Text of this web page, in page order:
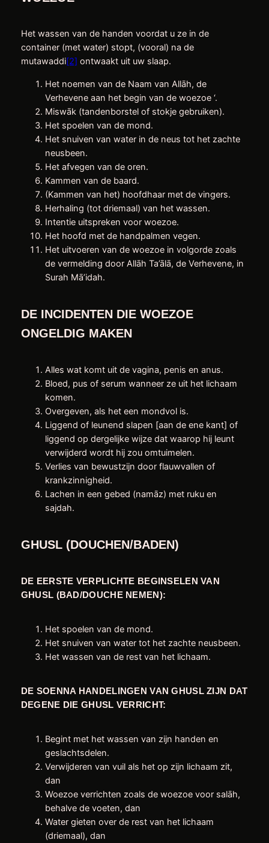
Het wassen van de handen voordat u ze in de
container (met water) stopt, (vooral) na de
mutawaddi[2] ontwaakt uit uw slaap.
Het noemen van de Naam van Allāh, de
Verhevene aan het begin van de woezoe ‘.
Miswāk (tandenborstel of stokje gebruiken).
Het spoelen van de mond.
Het snuiven van water in de neus tot het zachte
neusbeen.
Het afvegen van de oren.
Kammen van de baard.
(Kammen van het) hoofdhaar met de vingers.
Herhaling (tot driemaal) van het wassen.
Intentie uitspreken voor woezoe.
Het hoofd met de handpalmen vegen.
Het uitvoeren van de woezoe in volgorde zoals
de vermelding door Allāh Ta’ālā, de Verhevene, in
Surah Mā’idah.
DE INCIDENTEN DIE WOEZOE
ONGELDIG MAKEN
Alles wat komt uit de vagina, penis en anus.
Bloed, pus of serum wanneer ze uit het lichaam
komen.
Overgeven, als het een mondvol is.
Liggend of leunend slapen [aan de ene kant] of
liggend op dergelijke wijze dat waarop hij leunt
verwijderd wordt hij zou omtuimelen.
Verlies van bewustzijn door flauwvallen of
krankzinnigheid.
Lachen in een gebed (namāz) met ruku en
sajdah.
GHUSL (DOUCHEN/BADEN)
DE EERSTE VERPLICHTE BEGINSELEN VAN
GHUSL (BAD/DOUCHE NEMEN):
Het spoelen van de mond.
Het snuiven van water tot het zachte neusbeen.
Het wassen van de rest van het lichaam.
DE SOENNA HANDELINGEN VAN GHUSL ZIJN DAT
DEGENE DIE GHUSL VERRICHT:
Begint met het wassen van zijn handen en
geslachtsdelen.
Verwijderen van vuil als het op zijn lichaam zit,
dan
Woezoe verrichten zoals de woezoe voor salāh,
behalve de voeten, dan
Water gieten over de rest van het lichaam
(driemaal), dan